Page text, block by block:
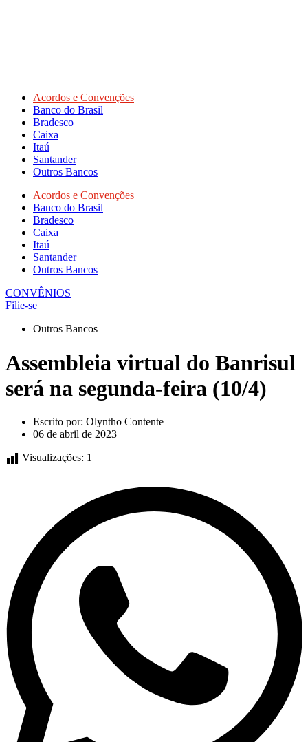
Acordos e Convenções
Banco do Brasil
Bradesco
Caixa
Itaú
Santander
Outros Bancos
Acordos e Convenções
Banco do Brasil
Bradesco
Caixa
Itaú
Santander
Outros Bancos
CONVÊNIOS
Filie-se
Outros Bancos
Assembleia virtual do Banrisul
será na segunda-feira (10/4)
Escrito por: Olyntho Contente
06 de abril de 2023
Visualizações: 1